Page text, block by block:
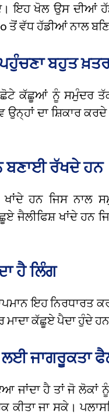
ਇਹ ਖੋਲ ਉਸ ਦੀਆਂ
ਤੋਂ ਵੱਧ ਹੱਡੀਆਂ ਨਾਲ
ਬਹੁਤ
ਛੋਟੇ ਕੱਛੂਆਂ ਨੂੰ ਸਮੁੰਦਰ
ਉਨ੍ਹਾਂ ਦਾ ਸ਼ਿਕਾਰ
ਬਣਾਈ ਰੱਖਦੇ ਹਨ
ਹਨ ਜਿਸ ਨਾਲ
ਜੈਲੀਫਿਸ਼ ਖਾਂਦੇ ਹਨ
ਹੈ ਲਿੰਗ
ਇਹ ਨਿਰਧਾਰਤ
ਮਾਦਾ ਕੱਛੂਏ ਪੈਦਾ ਹੁੰਦੇ
ਜਾਗਰੂਕਤਾ
ਜਾਂਦਾ ਹੈ ਤਾਂ ਜੋ ਲੋਕਾਂ
ਕੀਤਾ ਜਾ ਸਕੇ।